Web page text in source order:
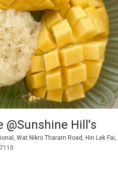
@Sunshine Hill's
Wat Nikro Tharam Road, Hin Lek Fai,